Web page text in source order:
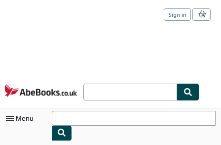
Skip to main content
AbeBooks.co.uk
Sign in
Menu